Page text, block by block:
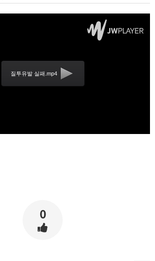
질투유발 실패.mp4
0